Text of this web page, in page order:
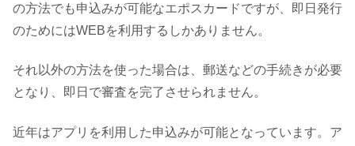
の方法でも申込みが可能なエポスカードですが、即日発行
のためにはWEBを利用するしかありません。
それ以外の方法を使った場合は、郵送などの手続きが必要
となり、即日で審査を完了させられません。
近年はアプリを利用した申込みが可能となっています。ア